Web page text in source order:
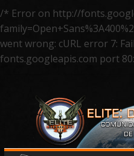
/* Error on http://
went wrong: cURL error 7:
fonts.googleapis.com port